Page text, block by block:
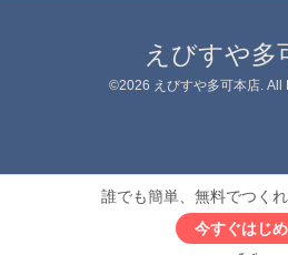
えびすや多
©2026 えびすや多可本店. All
誰でも簡単、無料でつく
今すぐはじ